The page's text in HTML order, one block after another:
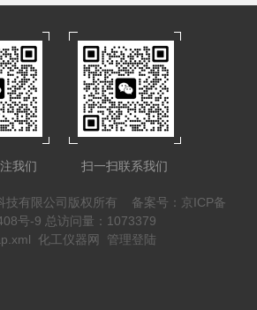
我们 扫一扫联系我们
技有限公司版权所有 备案号：京ICP备
号-9 总访问量：1073379
化工仪器网 管理登陆